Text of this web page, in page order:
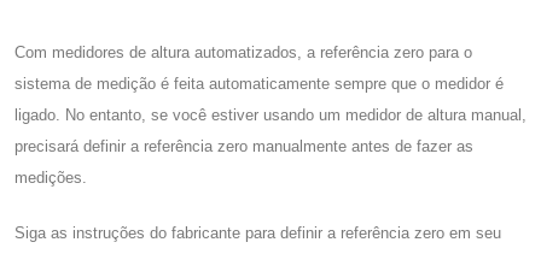
Com medidores de altura automatizados, a referência zero para o
sistema de medição é feita automaticamente sempre que o medidor é
ligado. No entanto, se você estiver usando um medidor de altura manual,
precisará definir a referência zero manualmente antes de fazer as
medições.
Siga as instruções do fabricante para definir a referência zero em seu